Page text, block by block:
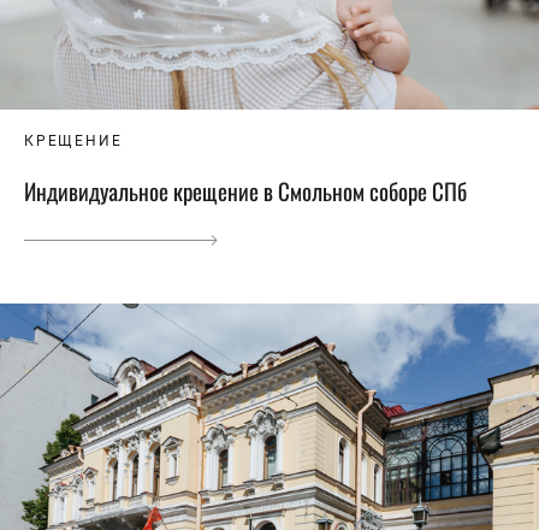
КРЕЩЕНИЕ
Индивидуальное крещение в Смольном соборе СПб